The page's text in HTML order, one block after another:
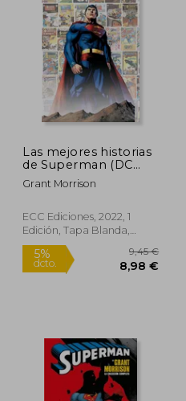
Las mejores historias
de Superman (DC
Pocket)
Grant Morrison
ECC Ediciones, 2022, 1
Edición, Tapa Blanda,
Nuevo
5%
dcto.